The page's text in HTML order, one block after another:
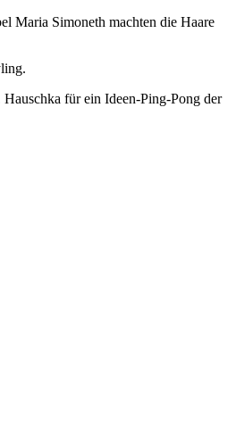
Maria Simoneth machten die Haare
für ein Ideen-Ping-Pong der